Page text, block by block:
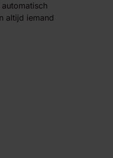
altijd iemand